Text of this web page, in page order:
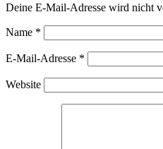
Deine E-Mail-Adresse wird nicht
Name *
E-Mail-Adresse *
Website